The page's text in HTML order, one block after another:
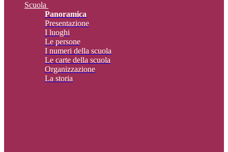
Scuola
Panoramica
Presentazione
I luoghi
Le persone
I numeri della scuola
Le carte della scuola
Organizzazione
La storia